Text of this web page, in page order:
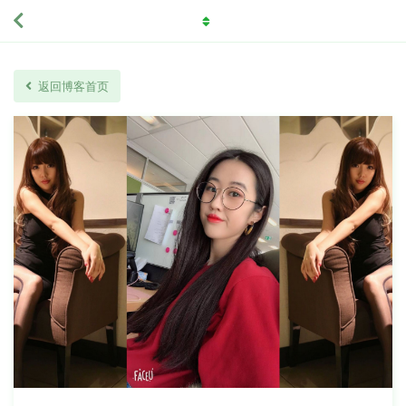
返回博客首页